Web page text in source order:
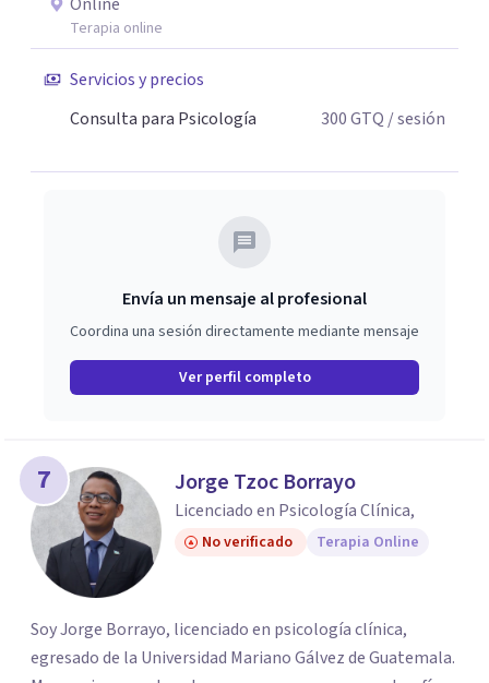
Terapia online
Servicios y precios
Consulta para Psicología
300GTQ / sesión
Envía un mensaje al profesional
Coordina una sesión directamente mediante mensaje
Ver perfil completo
7 Jorge Tzoc Borrayo
Licenciado en Psicología Clínica,
No verificado Terapia Online
Soy Jorge Borrayo, licenciado en psicología clínica,
egresado de la Universidad Mariano Gálvez de Guatemala.